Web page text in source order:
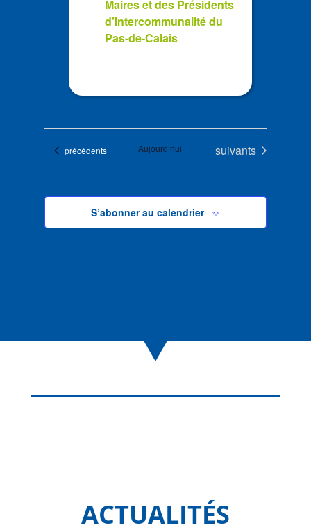
Maires et des Présidents
d’Intercommunalité du
Pas-de-Calais
Évènements
précédents Aujourd’hui Évènements
suivants
S’abonner au calendrier
ACTUALITÉS